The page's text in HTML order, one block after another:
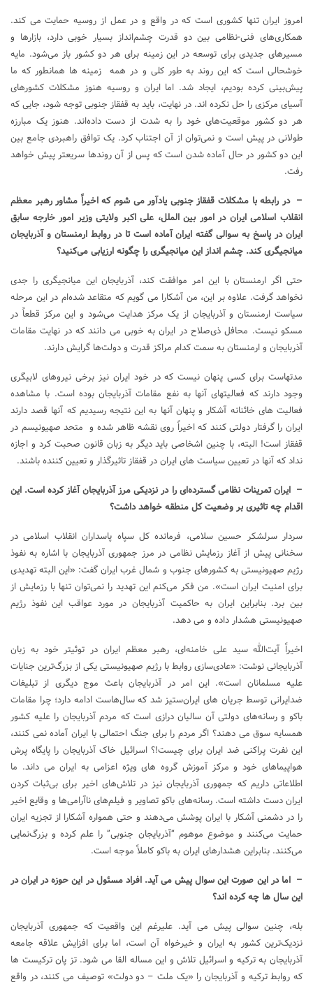
امروز ایران تنها کشوری است که در واقع و در عمل از روسیه حمایت می کند.
همکاری‌های فنی-نظامی بین دو قدرت چشم‌انداز بسیار خوبی دارد، بازارها و
مسیرهای جدیدی برای توسعه در این زمینه برای هر دو کشور باز می‌شود. مایه
خوشحالی است که این روند به طور کلی و در همه زمینه ها همانطور که ما
پیش‌بینی کرده بودیم، ایجاد شد. اما ایران و روسیه هنوز مشکلات کشورهای
آسیای مرکزی را حل نکرده اند. در نهایت، باید به قفقاز جنوبی توجه شود، جایی که
هر دو کشور موقعیت‌های خود را به شدت از دست داده‌اند. هنوز یک مبارزه
طولانی در پیش است و نمی‌توان از آن اجتناب کرد. یک توافق راهبردی جامع بین
این دو کشور در حال آماده شدن است که پس از آن روندها سریعتر پیش خواهد
رفت.
– در رابطه با مشکلات قفقاز جنوبی یادآور می شوم که اخیراً مشاور رهبر معظم
انقلاب اسلامی ایران در امور بین الملل، علی اکبر ولایتی وزیر امور خارجه سابق
ایران در پاسخ به سوالی گفته ایران آماده است تا در روابط ارمنستان و آذربایجان
میانجیگری کند. چشم انداز این میانجیگری را چگونه ارزیابی می‌کنید؟
حتی اگر ارمنستان با این امر موافقت کند، آذربایجان این میانجیگری را جدی
نخواهد گرفت. علاوه بر این، من آشکارا می گویم که متقاعد شده‌ام در این مرحله
سیاست ارمنستان و آذربایجان از یک مرکز هدایت می‌شود و این مرکز قطعاً در
مسکو نیست. محافل ذی‌صلاح در ایران به خوبی می دانند که در نهایت مقامات
آذربایجان و ارمنستان به سمت کدام مراکز قدرت و دولت‌ها گرایش دارند.
مدتهاست برای کسی پنهان نیست که در خود ایران نیز برخی نیروهای لابیگری
وجود دارند که فعالیتهای آنها به نفع مقامات آذربایجان بوده است. با مشاهده
فعالیت های خائنانه آشکار و پنهان آنها به این نتیجه رسیدیم که آنها قصد دارند
ایران را گرفتار دولتی کنند که اخیراً روی نقشه ظاهر شده و متحد صهیونیسم در
قفقاز است! البته، با چنین اشخاصی باید دیگر به زبان قانون صحبت کرد و اجازه
نداد که آنها در تعیین سیاست های ایران در قفقاز تاثیرگذار و تعیین کننده باشند.
– ایران تمرینات نظامی گسترده‌ای را در نزدیکی مرز آذربایجان آغاز کرده است. این
اقدام چه تاثیری بر وضعیت کل منطقه خواهد داشت؟
سردار سرلشکر حسین سلامی، فرمانده کل سپاه پاسداران انقلاب اسلامی در
سخنانی پیش از آغاز رزمایش نظامی در مرز جمهوری آذربایجان با اشاره به نفوذ
رژیم صهیونیستی به کشورهای جنوب و شمال غرب ایران گفت: «این البته تهدیدی
برای امنیت ایران است». من فکر می‌کنم این تهدید را نمی‌توان تنها با رزمایش از
بین برد. بنابراین ایران به حاکمیت آذربایجان در مورد عواقب این نفوذ رژیم
صهیونیستی هشدار داده و می دهد.
اخیراً آیت‌الله سید علی خامنه‌ای، رهبر معظم ایران در توئیتر خود به زبان
آذربایجانی نوشت: «عادی‌سازی روابط با رژیم صهیونیستی یکی از بزرگ‌ترین جنایات
علیه مسلمانان است». این امر در آذربایجان باعث موج دیگری از تبلیغات
ضدایرانی توسط جریان های ایران‌ستیز شد که سال‌هاست ادامه دارد؛ چرا مقامات
باکو و رسانه‌های دولتی آن سالیان درازی است که مردم آذربایجان را علیه کشور
همسایه سوق می دهند؟ اگر مردم را برای جنگ احتمالی با ایران آماده نمی کنند،
این نفرت پراکنی ضد ایران برای چیست!؟ اسرائیل خاک آذربایجان را پایگاه پرش
هواپیماهای خود و مرکز آموزش گروه های ویژه اعزامی به ایران می داند. ما
اطلاعاتی داریم که جمهوری آذربایجان نیز در تلاش‌های اخیر برای بی‌ثبات کردن
ایران دست داشته است. رسانه‌های باکو تصاویر و فیلم‌های ناآرامی‌ها و وقایع اخیر
را در دشمنی آشکار با ایران پوشش می‌دهند و حتی همواره آشکارا از تجزیه ایران
حمایت می‌کنند و موضوع موهوم “آذربایجان جنوبی” را علم کرده و بزرگ‌نمایی
می‌کنند. بنابراین هشدارهای ایران به باکو کاملاً موجه است.
– اما در این صورت این سوال پیش می آید. افراد مسئول در این حوزه در ایران در
این سال ها چه کرده اند؟
بله، چنین سوالی پیش می آید. علیرغم این واقعیت که جمهوری آذربایجان
نزدیک‌ترین کشور به ایران و خیرخواه آن است، اما برای افزایش علاقه جامعه
آذربایجان به ترکیه و اسرائیل تلاش و این مساله القا می شود. تز پان ترکیست ها
که روابط ترکیه و آذربایجان را «یک ملت – دو دولت» توصیف می کنند، در واقع